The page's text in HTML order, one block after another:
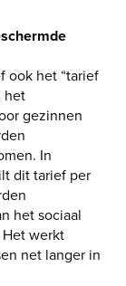
ook het “tarief
het
gezinnen
In
dit tarief per
het sociaal
werkt
net langer in